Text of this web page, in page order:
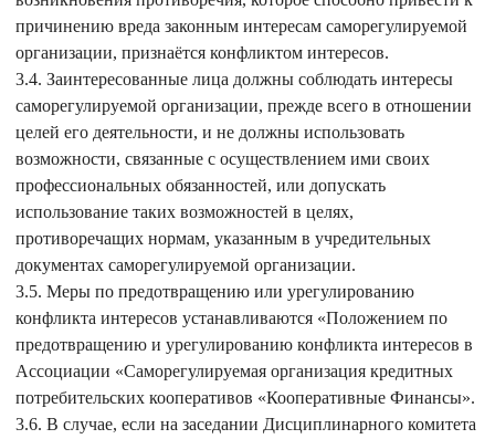
причинению вреда законным интересам саморегулируемой
организации, признаётся конфликтом интересов.
3.4. Заинтересованные лица должны соблюдать интересы
саморегулируемой организации, прежде всего в отношении
целей его деятельности, и не должны использовать
возможности, связанные с осуществлением ими своих
профессиональных обязанностей, или допускать
использование таких возможностей в целях,
противоречащих нормам, указанным в учредительных
документах саморегулируемой организации.
3.5. Меры по предотвращению или урегулированию
конфликта интересов устанавливаются «Положением по
предотвращению и урегулированию конфликта интересов в
Ассоциации «Саморегулируемая организация кредитных
потребительских кооперативов «Кооперативные Финансы».
3.6. В случае, если на заседании Дисциплинарного комитета